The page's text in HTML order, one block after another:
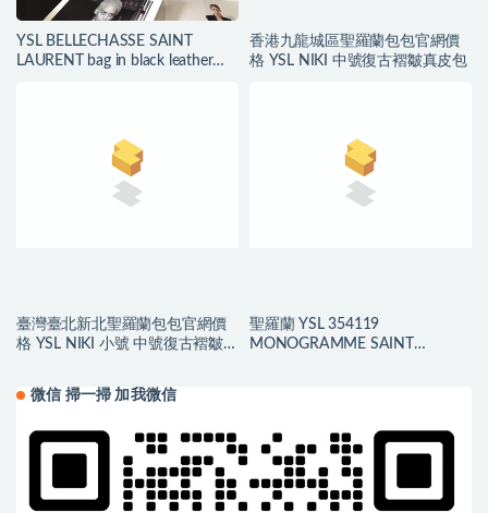
YSL BELLECHASSE SAINT
LAURENT bag in black leather
香港九龍城區聖羅蘭包包官網價
格 YSL NIKI 中號復古褶皺真皮包
臺灣臺北新北聖羅蘭包包官網價
格 YSL NIKI 小號 中號復古褶皺真
聖羅蘭 YSL 354119
MONOGRAMME SAINT
微信 掃一掃 加我微信